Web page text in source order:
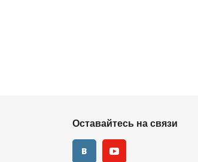
Оставайтесь на связи